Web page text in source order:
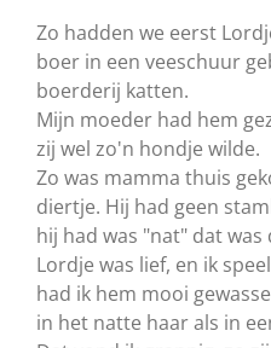
Zo hadden we eerst
boer in een veeschuur
boerderij katten.
Mijn moeder had hem
zij wel zo'n hondje wilde.
Zo was mamma thuis
diertje. Hij had geen
hij had was "nat" dat
Lordje was lief, en ik
had ik hem mooi
in het natte haar als in